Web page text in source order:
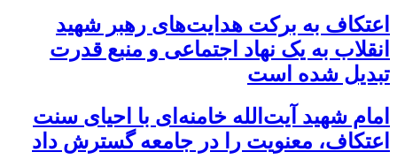
اعتکاف به برکت هدایت‌های رهبر شهید
انقلاب به یک نهاد اجتماعی و منبع قدرت
تبدیل شده است
امام شهید آیت‌الله خامنه‌ای با احیای سنت
اعتکاف، معنویت را در جامعه گسترش داد